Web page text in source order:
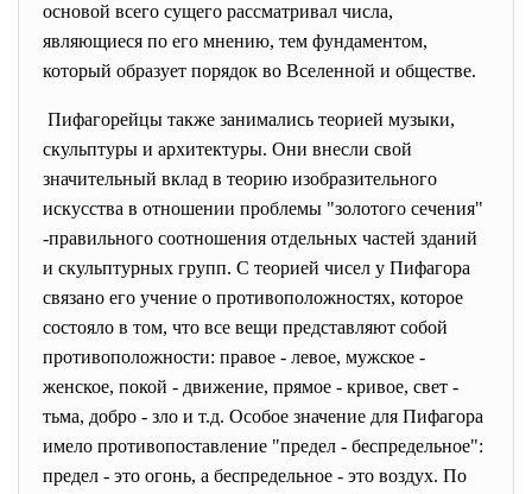
основой всего сущего рассматривал числа,
являющиеся по его мнению, тем фундаментом,
который образует порядок во Вселенной и обществе.
Пифагорейцы также занимались теорией музыки,
скульптуры и архитектуры. Они внесли свой
значительный вклад в теорию изобразительного
искусства в отношении проблемы "золотого сечения"
-правильного соотношения отдельных частей зданий
и скульптурных групп. С теорией чисел у Пифагора
связано его учение о противоположностях, которое
состояло в том, что все вещи представляют собой
противоположности: правое - левое, мужское -
женское, покой - движение, прямое - кривое, свет -
тьма, добро - зло и т.д. Особое значение для Пифагора
имело противопоставление "предел - беспредельное":
предел - это огонь, а беспредельное - это воздух. По